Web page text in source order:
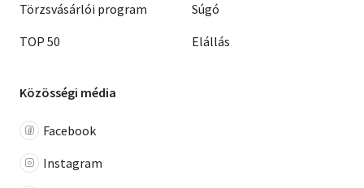
Törzsvásárlói program
TOP 50
Súgó
Elállás
Közösségi média
Facebook
Instagram